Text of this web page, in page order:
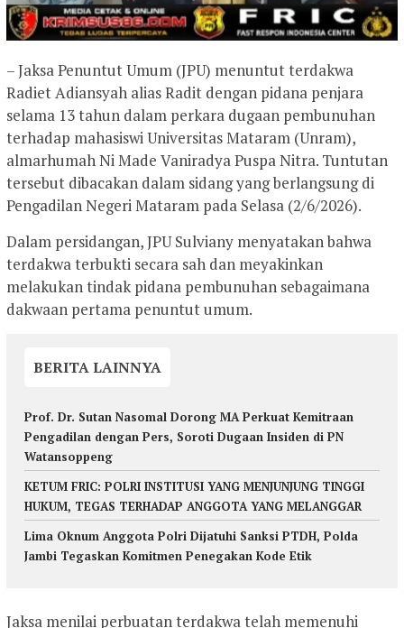
– Jaksa Penuntut Umum (JPU) menuntut terdakwa
Radiet Adiansyah alias Radit dengan pidana penjara
selama 13 tahun dalam perkara dugaan pembunuhan
terhadap mahasiswi Universitas Mataram (Unram),
almarhumah Ni Made Vaniradya Puspa Nitra. Tuntutan
tersebut dibacakan dalam sidang yang berlangsung di
Pengadilan Negeri Mataram pada Selasa (2/6/2026).
Dalam persidangan, JPU Sulviany menyatakan bahwa
terdakwa terbukti secara sah dan meyakinkan
melakukan tindak pidana pembunuhan sebagaimana
dakwaan pertama penuntut umum.
BERITA LAINNYA
Prof. Dr. Sutan Nasomal Dorong MA Perkuat Kemitraan
Pengadilan dengan Pers, Soroti Dugaan Insiden di PN
Watansoppeng
KETUM FRIC: POLRI INSTITUSI YANG MENJUNJUNG TINGGI
HUKUM, TEGAS TERHADAP ANGGOTA YANG MELANGGAR
Lima Oknum Anggota Polri Dijatuhi Sanksi PTDH, Polda
Jambi Tegaskan Komitmen Penegakan Kode Etik
Jaksa menilai perbuatan terdakwa telah memenuhi